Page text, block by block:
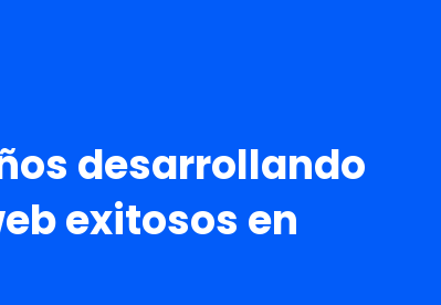
desarrollando
exitosos en